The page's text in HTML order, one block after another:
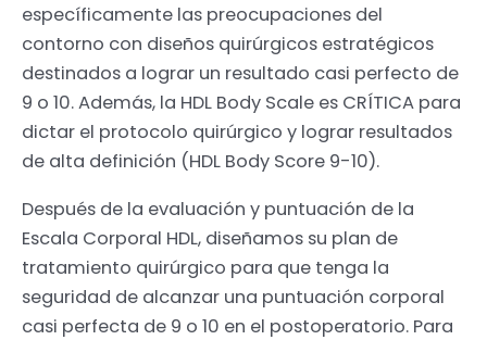
específicamente las preocupaciones del
contorno con diseños quirúrgicos estratégicos
destinados a lograr un resultado casi perfecto de
9 o 10. Además, la HDL Body Scale es CRÍTICA para
dictar el protocolo quirúrgico y lograr resultados
de alta definición (HDL Body Score 9-10).
Después de la evaluación y puntuación de la
Escala Corporal HDL, diseñamos su plan de
tratamiento quirúrgico para que tenga la
seguridad de alcanzar una puntuación corporal
casi perfecta de 9 o 10 en el postoperatorio. Para